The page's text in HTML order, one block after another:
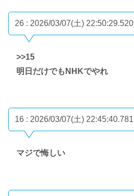
26 : 2026/03/07(土) 22:50:29.520
>>15
明日だけでもNHKでやれ
16 : 2026/03/07(土) 22:45:40.781
マジで悔しい